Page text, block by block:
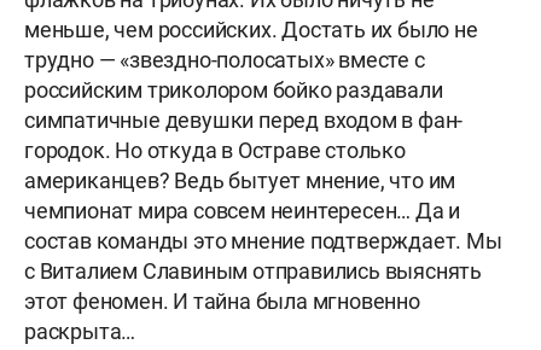
меньше, чем российских. Достать их было не
трудно — «звездно-полосатых» вместе с
российским триколором бойко раздавали
симпатичные девушки перед входом в фан-
городок. Но откуда в Остраве столько
американцев? Ведь бытует мнение, что им
чемпионат мира совсем неинтересен… Да и
состав команды это мнение подтверждает. Мы
с Виталием Славиным отправились выяснять
этот феномен. И тайна была мгновенно
раскрыта…